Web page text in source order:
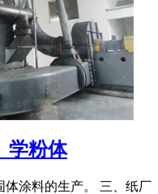
学粉体
体涂料的生产。 三、纸厂